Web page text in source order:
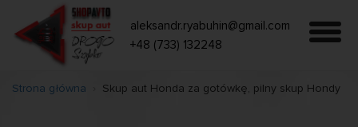
aleksandr.ryabuhin@gmail.com
+48 (733) 132248
Strona główna Skup aut Honda za gotówkę, pilny skup Hondy